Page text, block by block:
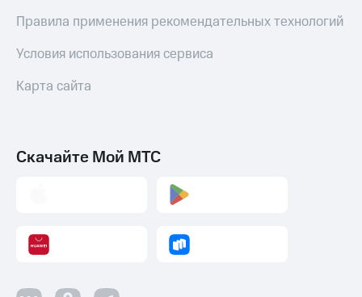
Правила применения рекомендательных технологий
Условия использования сервиса
Карта сайта
Скачайте Мой МТС